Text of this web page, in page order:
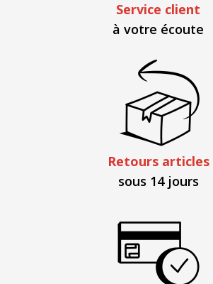
Service client
à votre écoute
Retours articles
sous 14 jours